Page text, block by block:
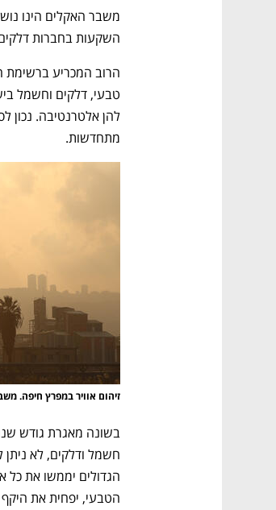
השקעות בחברות
מתחדשות.
זיהום אוויר במפרץ חיפה.